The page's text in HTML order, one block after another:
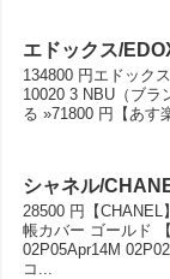
エドックス/
134800 円エドック
10020 3 NBU（ブ
る »71800 円【あ
シャネル/
28500 円【
帳カバー ゴールド
02P05Apr14M
コ...